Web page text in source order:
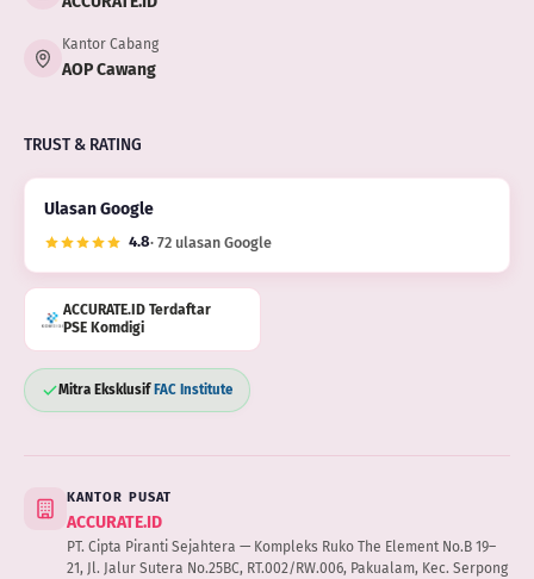
Kantor Cabang
AOP Cawang
TRUST & RATING
Ulasan Google
4.8· 72 ulasan Google
ACCURATE.ID Terdaftar
PSE Komdigi
Mitra Eksklusif FAC Institute
KANTOR PUSAT
ACCURATE.ID
PT. Cipta Piranti Sejahtera — Kompleks Ruko The Element No.B 19–
21, Jl. Jalur Sutera No.25BC, RT.002/RW.006, Pakualam, Kec. Serpong